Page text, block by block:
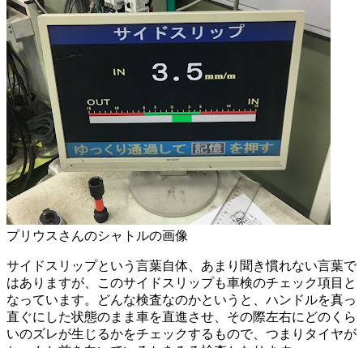
プリウスさんのシャトルの画像
サイドスリップという言葉自体、あまり聞き慣れない言葉で
はありますが、このサイドスリップも車検のチェック項目と
なっています。どんな検査なのかというと、ハンドルを真っ
直ぐにした状態のまま車を直進させ、その際左右にどのくら
いのズレが生じるかをチェックするもので、つまりタイヤが